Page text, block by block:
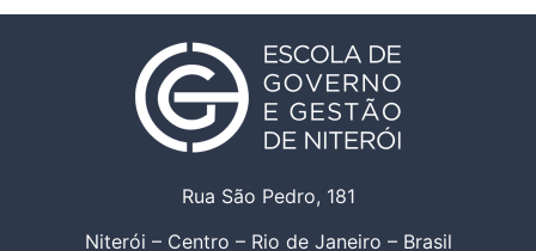
Rua São Pedro, 181
Niterói – Centro – Rio de Janeiro – Brasil